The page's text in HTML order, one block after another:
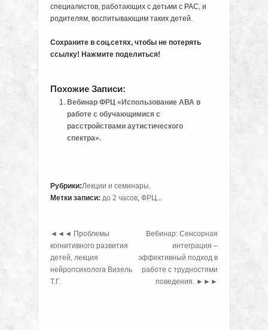
специалистов, работающих с детьми с РАС, и
родителям, воспитывающим таких детей.
Сохраните в соц.сетях, чтобы не потерять
ссылку! Нажмите поделиться!
Похожие Записи:
Вебинар ФРЦ «Использование АВА в
работе с обучающимися с
расстройствами аутистического
спектра».
Рубрики:Лекции и семинары.
Метки записи: до 2 часов, ФРЦ...
◄◄◄ Проблемы
когнитивного развития
детей, лекция
нейропсихолога Визель
Т.Г.
Вебинар: Сенсорная
интеграция –
эффективный подход в
работе с трудностями
поведения. ►►►